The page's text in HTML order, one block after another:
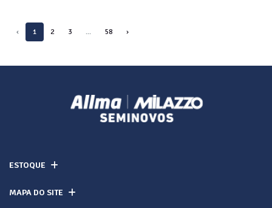
‹ 1 2 3 ... 58 ›
ESTOQUE
MAPA DO SITE